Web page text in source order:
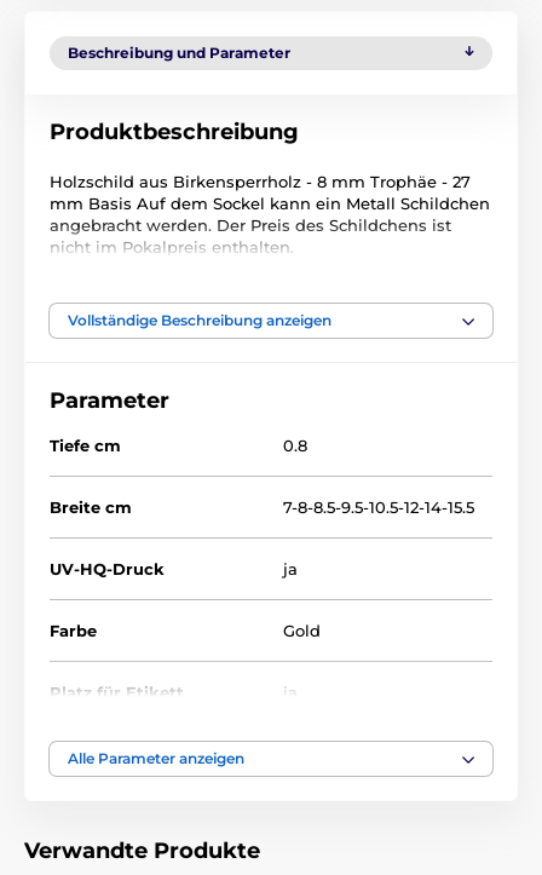
Beschreibung und Parameter
Produktbeschreibung
Holzschild aus Birkensperrholz - 8 mm Trophäe - 27
mm Basis Auf dem Sockel kann ein Metall Schildchen
angebracht werden. Der Preis des Schildchens ist
nicht im Pokalpreis enthalten.
Das Produkt ist in Kategorien eingeteilt
Vollständige Beschreibung anzeigen
Parameter
Tiefe cm 0.8
Breite cm 7-8-8.5-9.5-10.5-12-14-15.5
UV-HQ-Druck ja
Farbe Gold
Platz für Etikett ja
Höhe cm
20-22
Alle Parameter anzeigen
Verwandte Produkte